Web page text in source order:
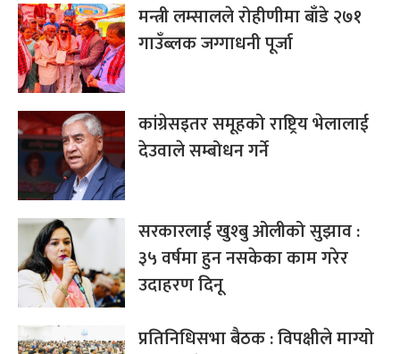
मन्त्री लम्सालले रोहीणीमा बाँडे २७१
गाउँब्लक जग्गाधनी पूर्जा
कांग्रेसइतर समूहको राष्ट्रिय भेलालाई
देउवाले सम्बोधन गर्ने
सरकारलाई खुश्बु ओलीको सुझाव :
३५ वर्षमा हुन नसकेका काम गरेर
उदाहरण दिनू
प्रतिनिधिसभा बैठक : विपक्षीले माग्यो